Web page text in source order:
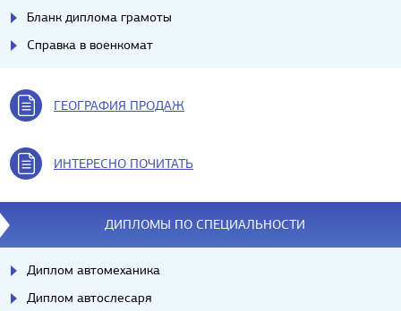
Бланк диплома грамоты
Справка в военкомат
ГЕОГРАФИЯ ПРОДАЖ
ИНТЕРЕСНО ПОЧИТАТЬ
ДИПЛОМЫ ПО СПЕЦИАЛЬНОСТИ
Диплом автомеханика
Диплом автослесаря